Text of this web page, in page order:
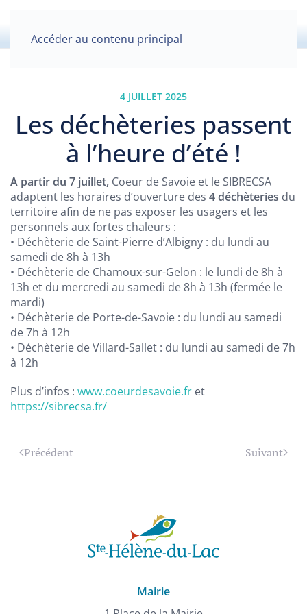
Accéder au contenu principal
4 JUILLET 2025
Les déchèteries passent
à l’heure d’été !
A partir du 7 juillet, Coeur de Savoie et le SIBRECSA
adaptent les horaires d’ouverture des 4 déchèteries du
territoire afin de ne pas exposer les usagers et les
personnels aux fortes chaleurs :
• Déchèterie de Saint-Pierre d’Albigny : du lundi au
samedi de 8h à 13h
• Déchèterie de Chamoux-sur-Gelon : le lundi de 8h à
13h et du mercredi au samedi de 8h à 13h (fermée le
mardi)
• Déchèterie de Porte-de-Savoie : du lundi au samedi
de 7h à 12h
• Déchèterie de Villard-Sallet : du lundi au samedi de 7h
à 12h
Plus d’infos : www.coeurdesavoie.fr et
https://sibrecsa.fr/
Précédent Suivant
Mairie